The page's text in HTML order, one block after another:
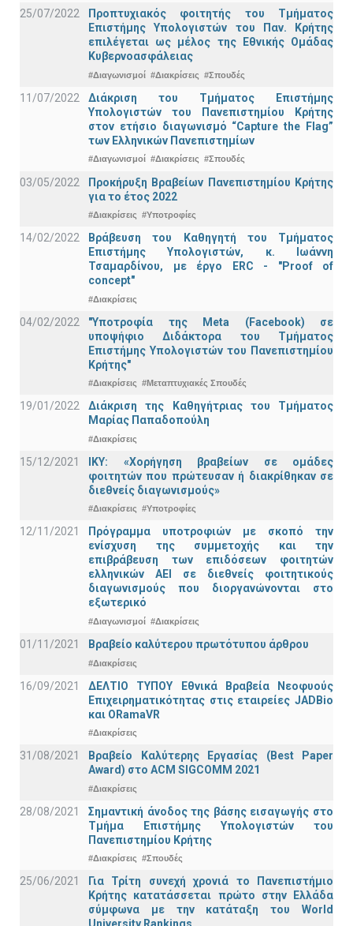
25/07/2022
Προπτυχιακός φοιτητής του Τμήματος
Επιστήμης Υπολογιστών του Παν. Κρήτης
επιλέγεται ως μέλος της Εθνικής Ομάδας
Κυβερνοασφάλειας
#Διαγωνισμοί #Διακρίσεις #Σπουδές
11/07/2022
Διάκριση του Τμήματος Επιστήμης
Υπολογιστών του Πανεπιστημίου Κρήτης
στον ετήσιο διαγωνισμό “Capture the Flag”
των Ελληνικών Πανεπιστημίων
#Διαγωνισμοί #Διακρίσεις #Σπουδές
03/05/2022
Προκήρυξη Βραβείων Πανεπιστημίου Κρήτης
για το έτος 2022
#Διακρίσεις #Υποτροφίες
14/02/2022
Βράβευση του Καθηγητή του Τμήματος
Επιστήμης Υπολογιστών, κ. Ιωάννη
Τσαμαρδίνου, με έργο ERC - "Proof of
concept"
#Διακρίσεις
04/02/2022
"Υποτροφία της Meta (Facebook) σε
υποψήφιο Διδάκτορα του Τμήματος
Επιστήμης Υπολογιστών του Πανεπιστημίου
Κρήτης"
#Διακρίσεις #Μεταπτυχιακές Σπουδές
19/01/2022
Διάκριση της Καθηγήτριας του Τμήματος
Μαρίας Παπαδοπούλη
#Διακρίσεις
15/12/2021
IKY: «Χορήγηση βραβείων σε ομάδες
φοιτητών που πρώτευσαν ή διακρίθηκαν σε
διεθνείς διαγωνισμούς»
#Διακρίσεις #Υποτροφίες
12/11/2021
Πρόγραμμα υποτροφιών με σκοπό την
ενίσχυση της συμμετοχής και την
επιβράβευση των επιδόσεων φοιτητών
ελληνικών ΑΕΙ σε διεθνείς φοιτητικούς
διαγωνισμούς που διοργανώνονται στο
εξωτερικό
#Διαγωνισμοί #Διακρίσεις
01/11/2021 Bραβείο καλύτερου πρωτότυπου άρθρου
#Διακρίσεις
16/09/2021
ΔΕΛΤΙΟ ΤΥΠΟΥ Εθνικά Βραβεία Νεοφυούς
Επιχειρηματικότητας στις εταιρείες JADBio
και ORamaVR
#Διακρίσεις
31/08/2021
Βραβείο Καλύτερης Εργασίας (Best Paper
Award) στο ACM SIGCOMM 2021
#Διακρίσεις
28/08/2021
Σημαντική άνοδος της βάσης εισαγωγής στο
Τμήμα Επιστήμης Υπολογιστών του
Πανεπιστημίου Κρήτης
#Διακρίσεις #Σπουδές
25/06/2021
Για Τρίτη συνεχή χρονιά το Πανεπιστήμιο
Κρήτης κατατάσσεται πρώτο στην Ελλάδα
σύμφωνα με την κατάταξη του World